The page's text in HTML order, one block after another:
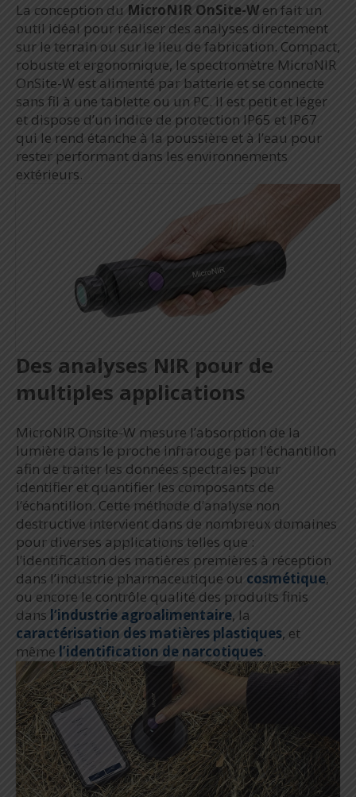
La conception du MicroNIR OnSite-Wen fait un
outil idéal pour réaliser des analyses directement
sur le terrain ou sur le lieu de fabrication. Compact,
robuste et ergonomique, le spectromètre MicroNIR
OnSite-W est alimenté par batterie et se connecte
sans fil à une tablette ou un PC. Il est petit et léger
et dispose d’un indice de protection IP65 et IP67
qui le rend étanche à la poussière et à l’eau pour
rester performant dans les environnements
extérieurs.
Des analyses NIR pour de
multiples applications
MicroNIR Onsite-W mesure l’absorption de la
lumière dans le proche infrarouge par l’échantillon
afin de traiter les données spectrales pour
identifier et quantifier les composants de
l’échantillon. Cette méthode d’analyse non
destructive intervient dans de nombreux domaines
pour diverses applications telles que :
l’identification des matières premières à réception
dans l’industrie pharmaceutique ou cosmétique,
ou encore le contrôle qualité des produits finis
dans l’industrie agroalimentaire, la
caractérisation des matières plastiques, et
même l’identification de narcotiques.